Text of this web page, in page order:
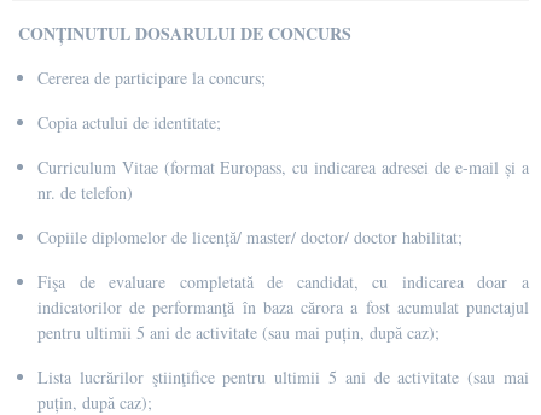
CONȚINUTUL DOSARULUI DE CONCURS
Cererea de participare la concurs;
Copia actului de identitate;
Curriculum Vitae (format Europass, cu indicarea adresei de e-mail și a
nr. de telefon)
Copiile diplomelor de licenţă/ master/ doctor/ doctor habilitat;
Fişa de evaluare
completată de candidat, cu indicarea doar a
indicatorilor de performanţă în baza cărora a fost acumulat punctajul
pentru ultimii 5 ani de activitate (sau mai puțin, după caz);
Lista lucrărilor ştiinţifice pentru ultimii 5 ani de activitate (sau mai
puțin, după caz);